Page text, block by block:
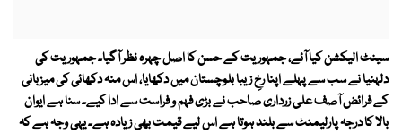
سینٹ الیکشن کیا آئے، جمہوریت کے حسن کا اصل چہرہ نظر آگیا۔ جمہوریت کی
دلہنیا نے سب سے پہلے اپنا رخِ زیبا بلوچستان میں دکھایا، اس منہ دکھائی کی میزبانی
کے فرائض آصف علی زرداری صاحب نے بڑی فہم و فراست سے ادا کیے۔ سنا ہے ایوان
بالا کا درجہ پارلیمنٹ سے بلند ہوتا ہے اس لیے قیمت بھی زیادہ ہے۔ یہی وجہ ہے کہ